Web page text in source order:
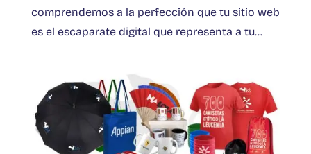
comprendemos a la perfección que tu sitio web
es el escaparate digital que representa a tu...